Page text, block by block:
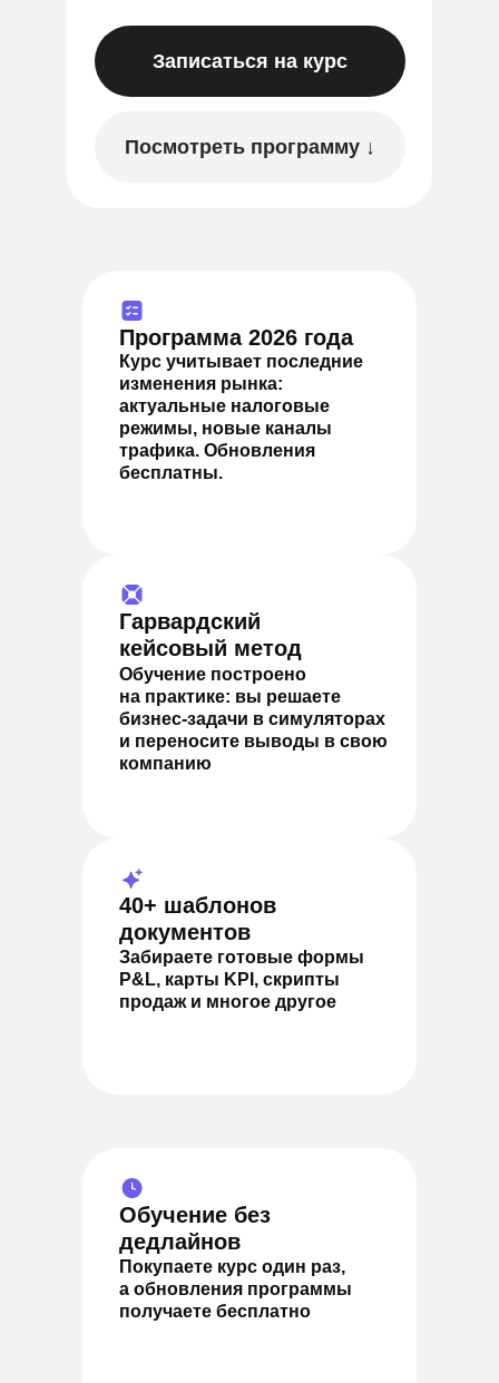
Записаться на курс
Посмотреть программу ↓
Программа 2026 года
Курс учитывает последние
изменения рынка:
актуальные налоговые
режимы, новые каналы
трафика. Обновления
бесплатны.
Гарвардский
кейсовый метод
Обучение построено
на практике: вы решаете
бизнес-задачи в симуляторах
и переносите выводы в свою
компанию
40+ шаблонов
документов
Забираете готовые формы
P&L, карты KPI, скрипты
продаж и многое другое
Обучение без
дедлайнов
Покупаете курс один раз,
а обновления программы
получаете бесплатно